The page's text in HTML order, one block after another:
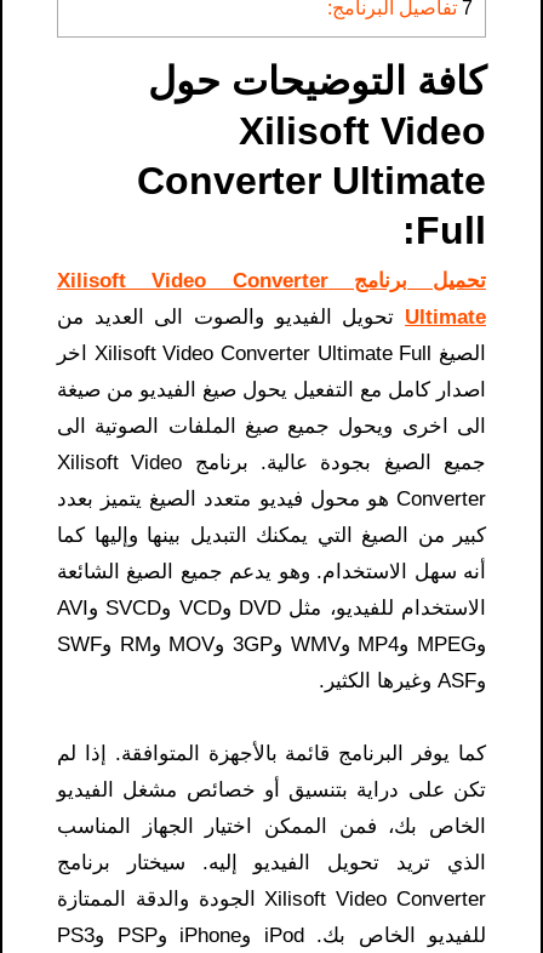
7 تفاصيل البرنامج:
كافة التوضيحات حول
Xilisoft Video
Converter Ultimate
Full​:
تحميل برنامج Xilisoft Video Converter
Ultimate تحويل الفيديو والصوت الى العديد من
الصيغ Xilisoft Video Converter Ultimate Full اخر
اصدار كامل مع التفعيل يحول صيغ الفيديو من صيغة
الى اخرى ويحول جميع صيغ الملفات الصوتية الى
جميع الصيغ بجودة عالية. برنامج Xilisoft Video
Converter هو محول فيديو متعدد الصيغ يتميز بعدد
كبير من الصيغ التي يمكنك التبديل بينها وإليها كما
أنه سهل الاستخدام. وهو يدعم جميع الصيغ الشائعة
الاستخدام للفيديو، مثل DVD وVCD وSVCD وAVI
وMPEG وMP4 وWMV و3GP وMOV وRM وSWF
وASF وغيرها الكثير.
كما يوفر البرنامج قائمة بالأجهزة المتوافقة. إذا لم
تكن على دراية بتنسيق أو خصائص مشغل الفيديو
الخاص بك، فمن الممكن اختيار الجهاز المناسب
الذي تريد تحويل الفيديو إليه. سيختار برنامج
Xilisoft Video Converter الجودة والدقة الممتازة
للفيديو الخاص بك. iPod وiPhone وPSP وPS3